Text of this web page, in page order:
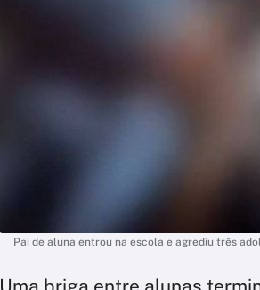
Pai de aluna entrou na escola e agrediu três
Uma briga entre alunas